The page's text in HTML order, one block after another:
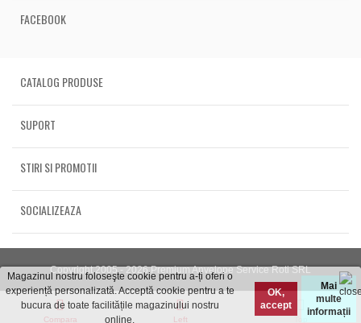
Magazinul nostru foloseşte cookie pentru a-ți oferi o
experiență personalizată. Acceptă cookie pentru a te
bucura de toate facilitățile magazinului nostru
online.
OK,
accept
Mai
multe
informații
FACEBOOK
CATALOG PRODUSE
SUPORT
STIRI SI PROMOTII
SOCIALIZEAZA
Copyright 2005 - 2026 Premium Anvelope Service Roti SRL
Compara Left